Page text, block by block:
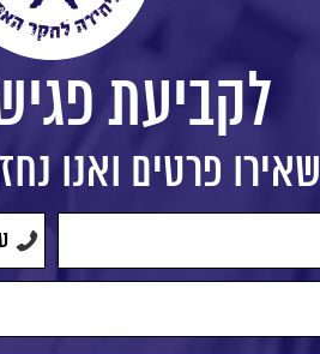
לקביעת
פרטים ואנו